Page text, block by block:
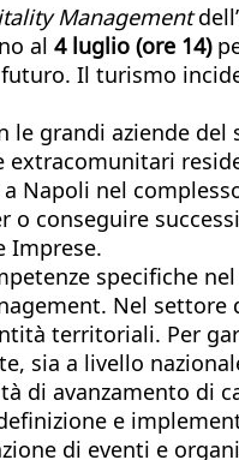
Management
al 4 luglio (ore 14)
Il turismo
grandi aziende
Napoli nel
conseguire
Imprese.
specifiche
Nel
territoriali. Per
sia a livello
di avanzamento di
e
di eventi e